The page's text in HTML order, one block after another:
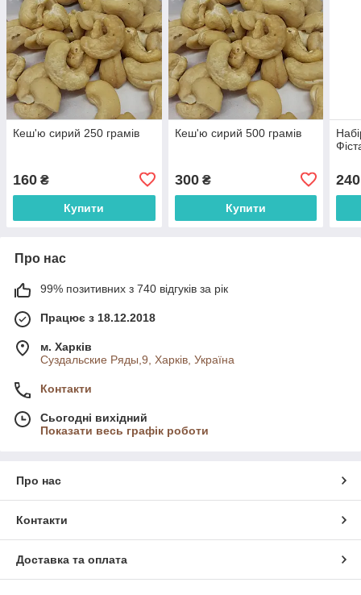
Кеш'ю сирий 250 грамів
160 ₴
Купити
Кеш'ю сирий 500 грамів
300₴
Купити
240
Про нас
99% позитивних з 740 відгуків за рік
Працює з 18.12.2018
м. Харків
Суздальские Ряды,9, Харків, Україна
Контакти
Сьогодні вихідний
Показати весь графік роботи
Про нас
Контакти
Доставка та оплата